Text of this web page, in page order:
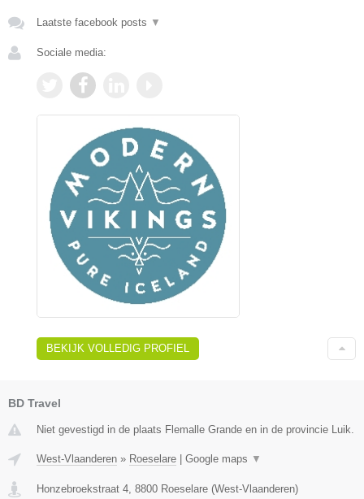
Laatste facebook posts ▼
Sociale media:
BEKIJK VOLLEDIG PROFIEL
BD Travel
Niet gevestigd in de plaats Flemalle Grande en in de provincie Luik.
West-Vlaanderen » Roeselare Google maps ▼
Honzebroekstraat 4, 8800 Roeselare (West-Vlaanderen)